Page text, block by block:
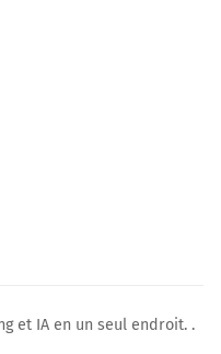
et IA en un seul endroit. .